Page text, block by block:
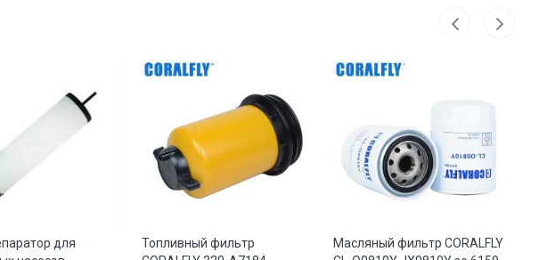
для
Топливный фильтр
Масляный фильтр CORALFLY